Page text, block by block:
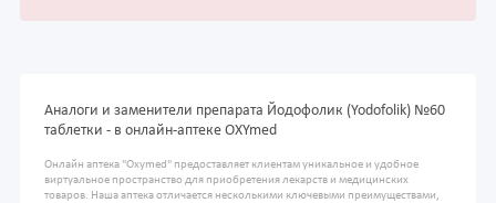
Аналоги и заменители препарата Йодофолик (Yodofolik) №60
таблетки - в онлайн-аптеке OXYmed
Онлайн аптека "Oxymed" предоставляет клиентам уникальное и удобное
виртуальное пространство для приобретения лекарств и медицинских
товаров. Наша аптека отличается несколькими ключевыми преимуществами,